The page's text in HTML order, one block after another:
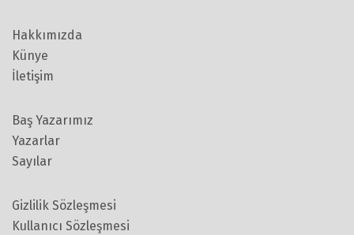
Hakkımızda
Künye
İletişim
Baş Yazarımız
Yazarlar
Sayılar
Gizlilik Sözleşmesi
Kullanıcı Sözleşmesi